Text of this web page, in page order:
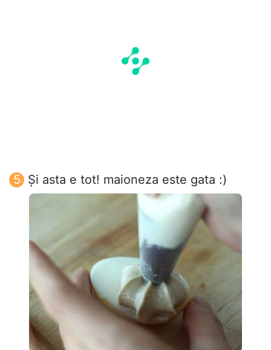
Și asta e tot! maioneza este gata :)